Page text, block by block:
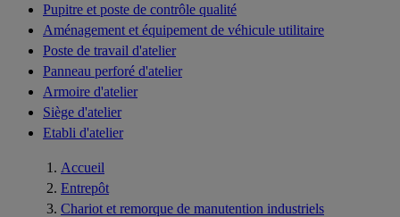
Pupitre et poste de contrôle qualité
Aménagement et équipement de véhicule utilitaire
Poste de travail d'atelier
Panneau perforé d'atelier
Armoire d'atelier
Siège d'atelier
Etabli d'atelier
Accueil
Entrepôt
Chariot et remorque de manutention industriels